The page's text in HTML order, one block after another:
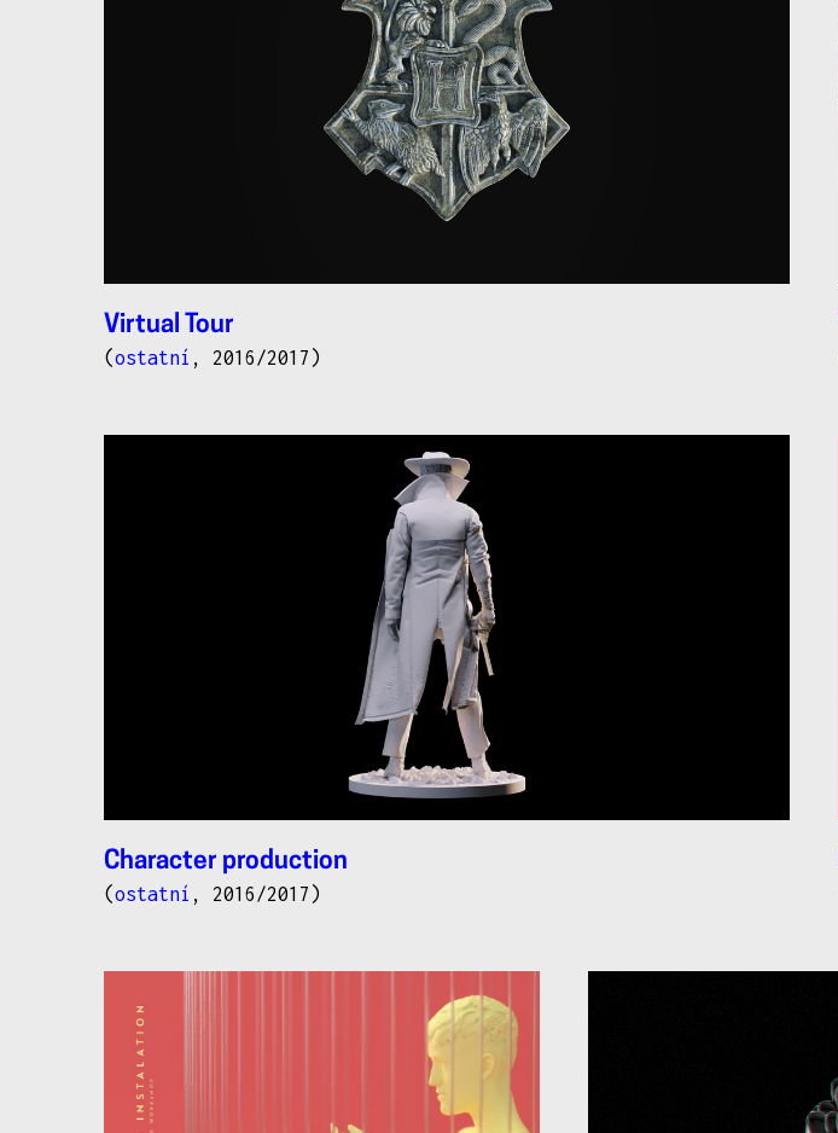
Virtual Tour
(ostatní , 2016/2017)
Character production
(ostatní , 2016/2017)